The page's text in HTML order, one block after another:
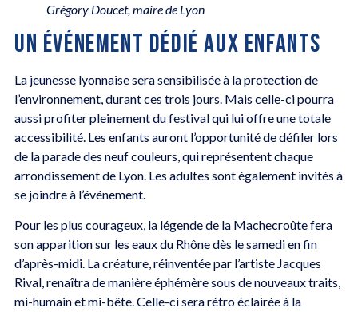
Grégory Doucet, maire de Lyon
UN ÉVÉNEMENT DÉDIÉ AUX ENFANTS
La jeunesse lyonnaise sera sensibilisée à la protection de
l’environnement, durant ces trois jours. Mais celle-ci pourra
aussi profiter pleinement du festival qui lui offre une totale
accessibilité. Les enfants auront l’opportunité de défiler lors
de la parade des neuf couleurs, qui représentent chaque
arrondissement de Lyon. Les adultes sont également invités à
se joindre à l’événement.
Pour les plus courageux, la légende de la Machecroûte fera
son apparition sur les eaux du Rhône dès le samedi en fin
d’après-midi. La créature, réinventée par l’artiste Jacques
Rival, renaîtra de manière éphémère sous de nouveaux traits,
mi-humain et mi-bête. Celle-ci sera rétro éclairée à la